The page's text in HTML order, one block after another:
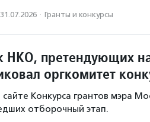
31.07.2026 · Гранты и конкурсы
НКО, претендующих
оргкомитет
Конкурса грантов мэра
отборочный этап.